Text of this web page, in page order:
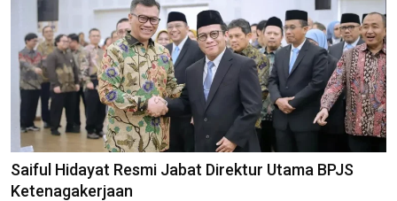
Saiful Hidayat Resmi Jabat Direktur Utama BPJS
Ketenagakerjaan